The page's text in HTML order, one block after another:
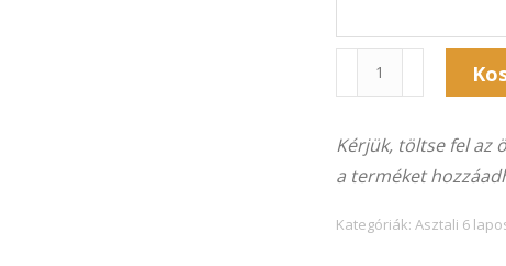
Naptár
6A-
(15×21
cm)
álló
Kérjük, töltse fel az
a terméket
Kategóriák: Asztali 6